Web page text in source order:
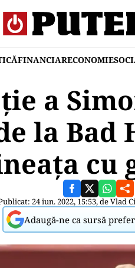
FINANCIARECONOMIE
a
la Bad
cu
24 iun. 2022, 15:53, deVlad
Adaugă-ne ca sursă